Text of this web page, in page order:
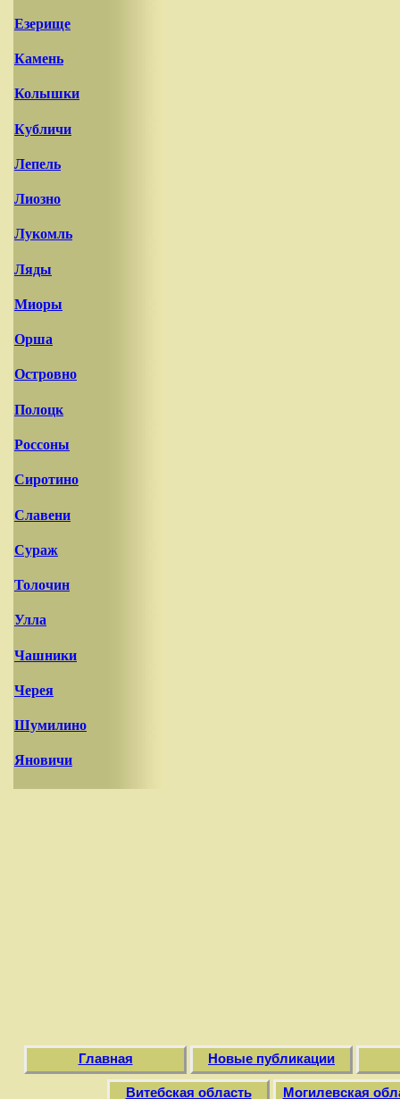
Езерище
Камень
Колышки
Кубличи
Лепель
Лиозно
Лукомль
Ляды
Миоры
Орша
Островно
Полоцк
Россоны
Сиротино
Славени
Сураж
Толочин
Улла
Чашники
Черея
Шумилино
Яновичи
Главная Новые публикации
Витебская область Могилевская